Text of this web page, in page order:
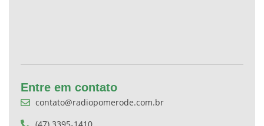
Entre em contato
contato@radiopomerode.com.br